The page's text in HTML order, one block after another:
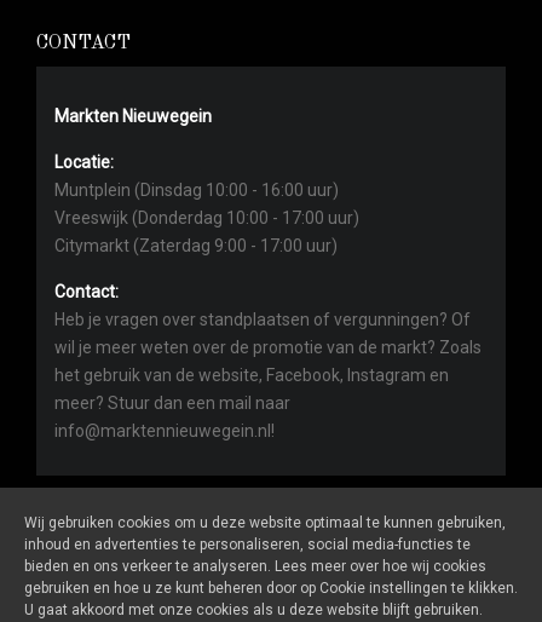
CONTACT
Markten Nieuwegein
Locatie:
Muntplein (Dinsdag 10:00 - 16:00 uur)
Vreeswijk (Donderdag 10:00 - 17:00 uur)
Citymarkt (Zaterdag 9:00 - 17:00 uur)
Contact:
Heb je vragen over standplaatsen of vergunningen? Of
wil je meer weten over de promotie van de markt? Zoals
het gebruik van de website, Facebook, Instagram en
meer? Stuur dan een mail naar
info@marktennieuwegein.nl!
Marktennieuwegein.nlis een website van De Markt Online
ALGEMENE VOORWAARDEN
Wij gebruiken cookies om u deze website optimaal te kunnen gebruiken,
inhoud en advertenties te personaliseren, social media-functies te
bieden en ons verkeer te analyseren. Lees meer over hoe wij cookies
gebruiken en hoe u ze kunt beheren door op Cookie instellingen te klikken.
U gaat akkoord met onze cookies als u deze website blijft gebruiken.